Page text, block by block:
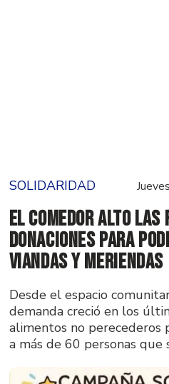
SOLIDARIDAD
El comedor Alto Las
donaciones para
viandas y meriendas
Desde el espacio
demanda creció en los
alimentos no perecederos
a más de 60 personas que